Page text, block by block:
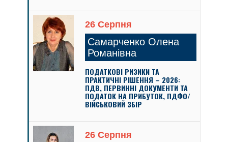
26 Серпня
Самарченко Олена
Романівна
ПОДАТКОВІ РИЗИКИ ТА
ПРАКТИЧНІ РІШЕННЯ – 2026:
ПДВ, ПЕРВИННІ ДОКУМЕНТИ ТА
ПОДАТОК НА ПРИБУТОК, ПДФО/
ВІЙСЬКОВИЙ ЗБІР
26 Серпня